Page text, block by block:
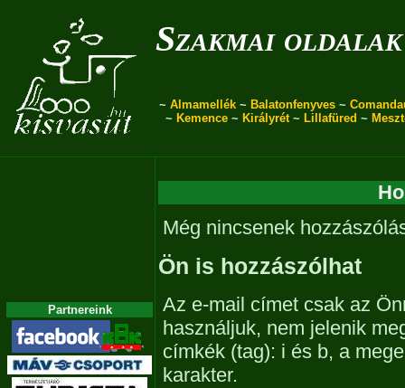
Szakmai oldalak
~ Almamellék ~ Balatonfenyves ~
~ Kemence~ Királyrét~ Lillafüred ~
Partnereink
Még nincsenek
Ön is hozzászólhat
Az e-mail címet csak az
használjuk, nem jelenik
címkék (tag): i és b, a
karakter.